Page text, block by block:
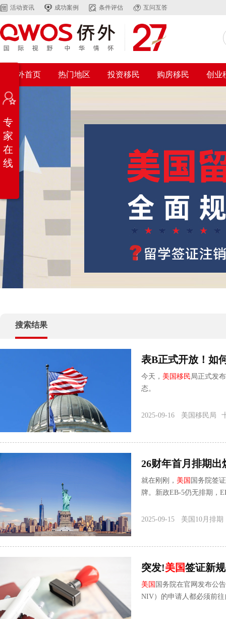
活动资讯 成功案例 条件评估 互问互答
侨外首页 热门地区 投资移民 购房移民 创业
搜索结果
表B正式开放！如
今天， 美国 移民局正式发
态。
2025-09-16 美国移民局
就在刚刚， 美国 国务院签
牌。新政EB-5仍无排期，
2025-09-15 美国10月排期
突发!美国签证新
美国 国务院在官网发布公
NIV）的申请人都必须前
专
家
在
线
在
线
咨
免
服
务
中
心
微
信
客
服
返回